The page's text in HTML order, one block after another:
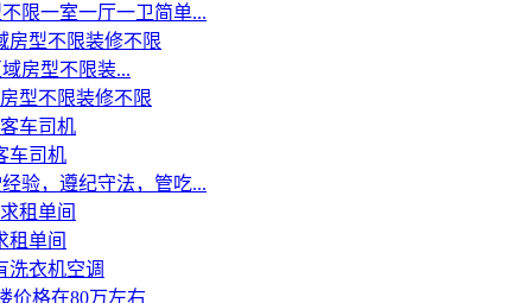
限一室一厅一卫简单...
房型不限装...
型不限装修不限
车司机
验，遵纪守法，管吃...
租单间
洗衣机空调